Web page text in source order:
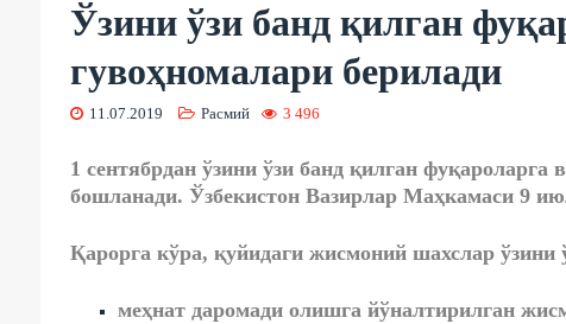
Ўзини ўзи банд қилган
гувоҳномалари берилади
11.07.2019 Расмий 3 496
1 сентябрдан ўзини ўзи банд қилган
бошланади. Ўзбекистон Вазирлар Маҳкамаси 9
Қарорга кўра, қуйидаги жисмоний шахслар ўзини
меҳнат даромади олишга йўналтирилган